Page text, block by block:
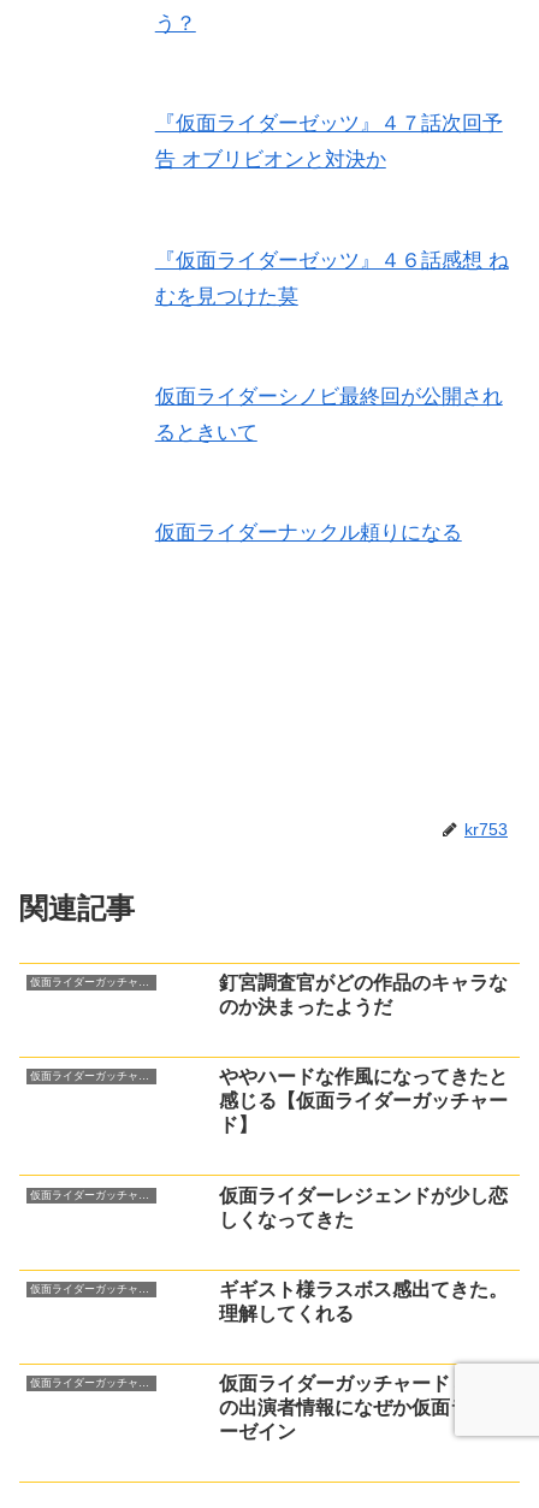
う？
『仮面ライダーゼッツ』４７話次回予
告 オブリビオンと対決か
『仮面ライダーゼッツ』４６話感想 ね
むを見つけた莫
仮面ライダーシノビ最終回が公開され
るときいて
仮面ライダーナックル頼りになる
kr753
関連記事
仮面ライダーガッチャード
釘宮調査官がどの作品のキャラな
のか決まったようだ
仮面ライダーガッチャード
ややハードな作風になってきたと
感じる【仮面ライダーガッチャー
ド】
仮面ライダーレジェンドが少し恋
しくなってきた
ギギスト様ラスボス感出てきた。
理解してくれる
仮面ライダーガッチャード３３話
の出演者情報になぜか仮面ライダ
ーゼイン